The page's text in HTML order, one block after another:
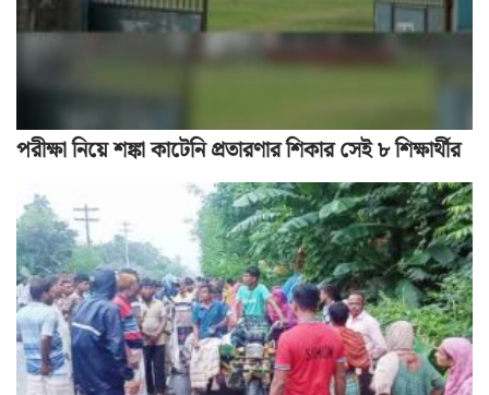
পরীক্ষা নিয়ে শঙ্কা কাটেনি প্রতারণার শিকার সেই ৮ শিক্ষার্থীর